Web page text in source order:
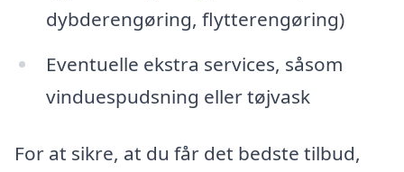
dybderengøring, flytterengøring)
Eventuelle ekstra services, såsom
vinduespudsning eller tøjvask
For at sikre, at du får det bedste tilbud,